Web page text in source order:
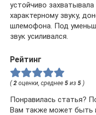
устойчиво
характерному звуку,
шлемофона. Под
звук усиливался.
Рейтинг
(2 оценки, среднее 5 из 5 )
Понравилась статья?
Вам также может быть